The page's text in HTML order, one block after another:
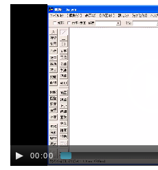
00:00
各種図面用紙等作成動画
03-01 図枠の作図①
03-02 図枠の作図②
03-03 ロゴのトレース
03-04 部分詳細図の作図
03-05測量座標から敷地図作